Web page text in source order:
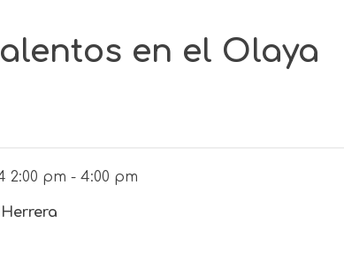
en el Olaya
2:00 pm - 4:00 pm